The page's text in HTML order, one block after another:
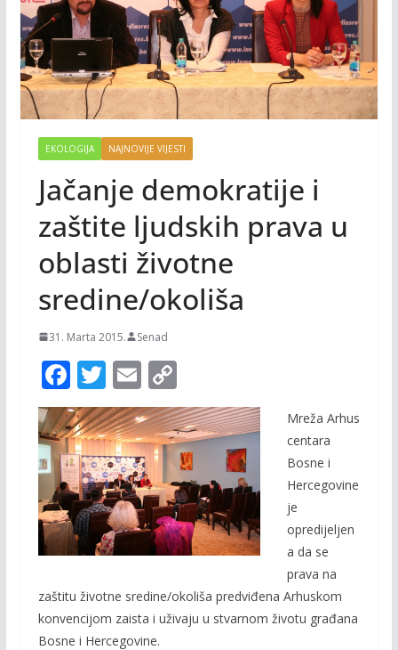
EKOLOGIJA NAJNOVIJE VIJESTI
Jačanje demokratije i
zaštite ljudskih prava u
oblasti životne
sredine/okoliša
31. Marta 2015. Senad
F
ac
e
b
o
o
k
T
w
itt
er
E
m
ai
l
C
o
p
y
Li
n
k
Mreža Arhus
centara
Bosne i
Hercegovine
je
opredijeljen
a da se
prava na
zaštitu životne sredine/okoliša predviđena Arhuskom
konvencijom zaista i uživaju u stvarnom životu građana
Bosne i Hercegovine.